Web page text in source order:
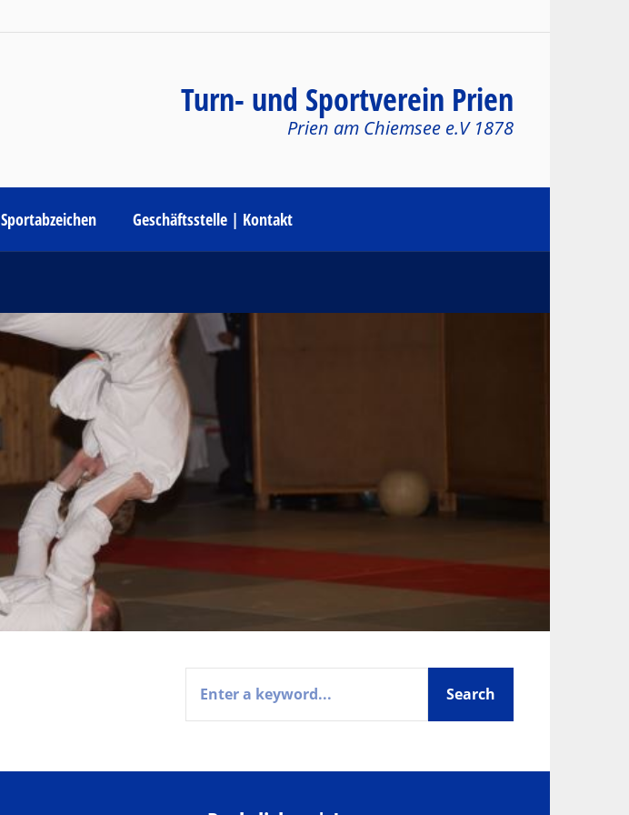
Turn- und Sportverein Prien
Prien am Chiemsee e.V 1878
Sportabzeichen Geschäftsstelle | Kontakt